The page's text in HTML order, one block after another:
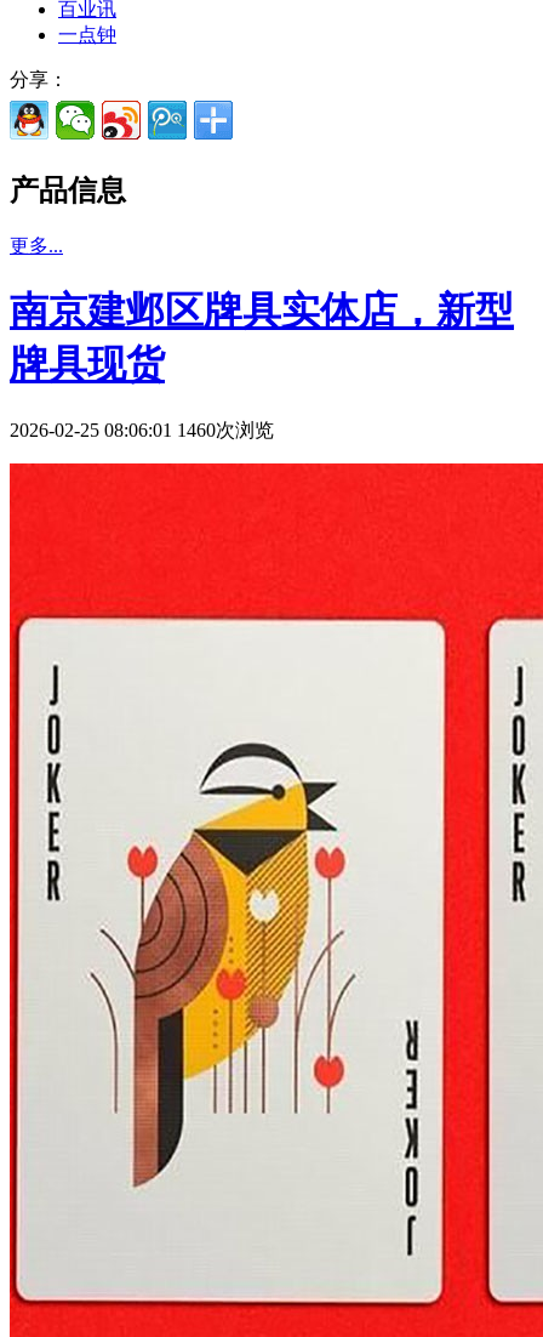
百业讯
一点钟
分享：
产品信息
更多...
南京建邺区牌具实体店，新型
牌具现货
2026-02-25 08:06:01 1460次浏览